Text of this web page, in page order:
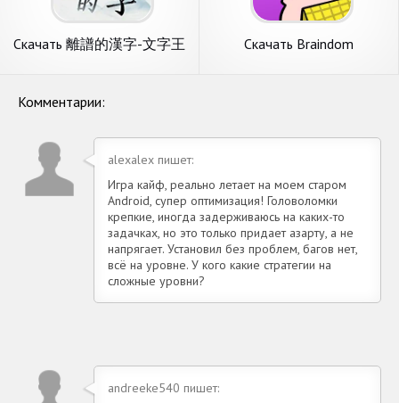
Скачать 離譜的漢字-文字王
Андроид
Скачать Braindom
Комментарии:
alexalex пишет:
Игра кайф, реально летает на моем старом
Android, супер оптимизация! Головоломки
крепкие, иногда задерживаюсь на каких-то
задачках, но это только придает азарту, а не
напрягает. Установил без проблем, багов нет,
всё на уровне. У кого какие стратегии на
сложные уровни?
andreeke540 пишет: